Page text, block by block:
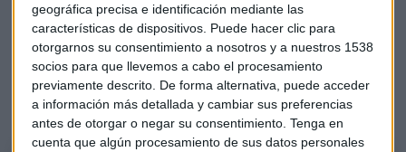
geográfica precisa e identificación mediante las
características de dispositivos. Puede hacer clic para
otorgarnos su consentimiento a nosotros y a nuestros 1538
socios para que llevemos a cabo el procesamiento
previamente descrito. De forma alternativa, puede acceder
a información más detallada y cambiar sus preferencias
antes de otorgar o negar su consentimiento. Tenga en
cuenta que algún procesamiento de sus datos personales
El Brexit también ha sentado muy bien a algunos bancos
comoSabadell . La entidad ha recuperado un 6,1% de su
valor en bolsa. Y para José María Rodríguez, ha roto "con
claridad" ylo normal es que "el sectorial bancario"vaya
detrás de este movimiento.